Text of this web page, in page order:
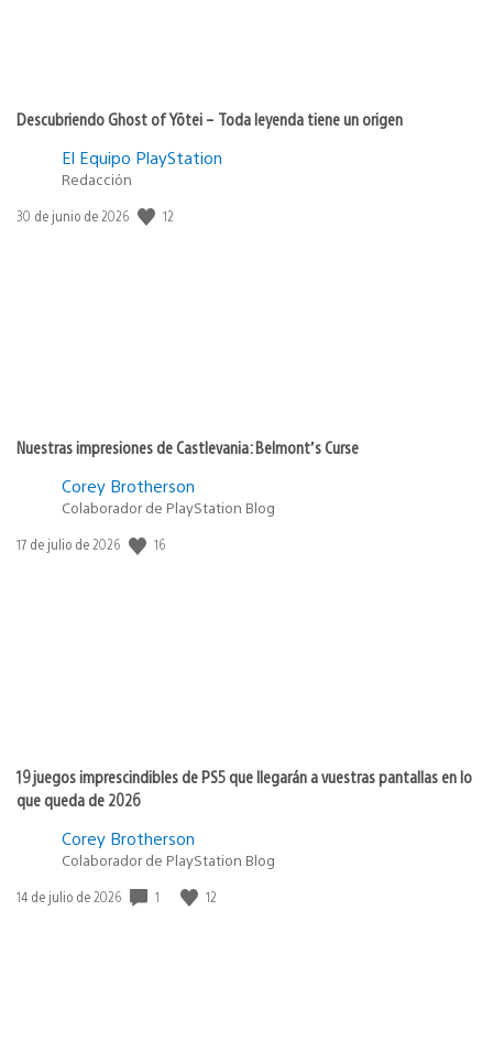
Descubriendo Ghost of Yōtei – Toda leyenda tiene un origen
El Equipo PlayStation
Redacción
Fecha
30 de junio de 2026 12
Nuestras impresiones de Castlevania: Belmont’s Curse
Corey Brotherson
Colaborador de PlayStation Blog
Fecha
17 de julio de 2026 16
19 juegos imprescindibles de PS5 que llegarán a vuestras pantallas en lo
que queda de 2026
Corey Brotherson
Colaborador de PlayStation Blog
Fecha
14 de julio de 2026 1 12